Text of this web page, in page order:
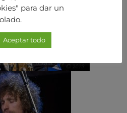
para dar un
Aceptar todo